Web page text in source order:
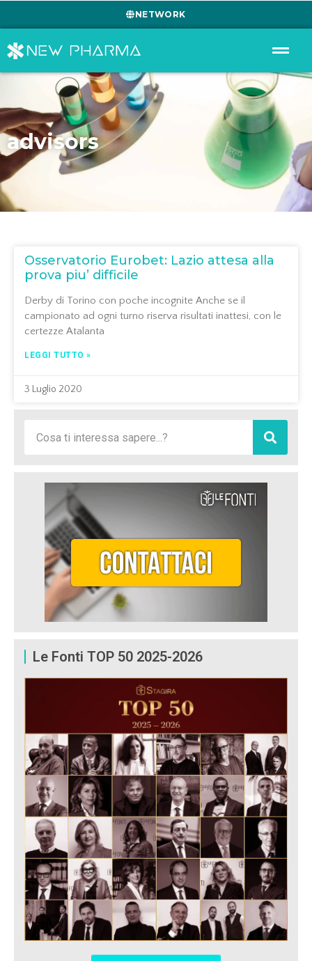
NETWORK
advisors
Osservatorio Eurobet: Lazio attesa alla
prova piu’ difficile
Derby di Torino con poche incognite Anche se il
campionato ad ogni turno riserva risultati inattesi, con le
certezze Atalanta
LEGGI TUTTO »
3 Luglio 2020
Le Fonti TOP 50 2025-2026